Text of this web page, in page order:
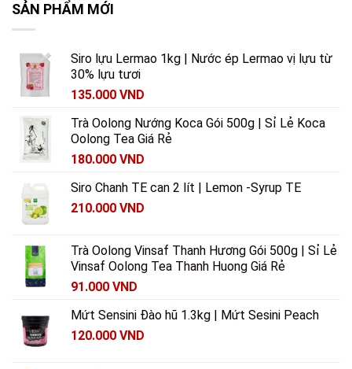
SẢN PHẨM MỚI
Siro lựu Lermao 1kg | Nước ép Lermao vị lựu từ
30% lựu tươi
135.000 VND
Trà Oolong Nướng Koca Gói 500g | Sỉ Lẻ Koca
Oolong Tea Giá Rẻ
180.000 VND
Siro Chanh TE can 2 lít | Lemon -Syrup TE
210.000 VND
Trà Oolong Vinsaf Thanh Hương Gói 500g | Sỉ Lẻ
Vinsaf Oolong Tea Thanh Huong Giá Rẻ
91.000 VND
Mứt Sensini Đào hũ 1.3kg | Mứt Sesini Peach
120.000 VND